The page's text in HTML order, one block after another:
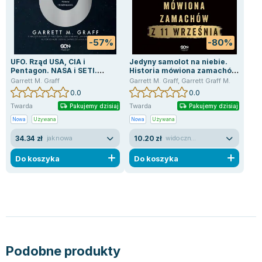
Zygmunt Freud
Agata Passent
Michel Moran
Maciej Orłoś
Jo Nesbo
Katarzyna Miller
Antoine de Saint Exupery
Lew Tołstoj
Mark Twain
Marcin Meller
Paulina Młynarska
Jarosław Iwaszkiewicz
-57%
UFO. Rząd USA, CIA i
Pentagon. NASA i SETI.
Archiwalne, odtajnione
dokumenty. Historia i
teraźniejszość
Garrett M. Graff
0.0
Twarda Pakujemy dzisiaj
Nowa Używana
34.34 zł jak nowa
Do koszyka
-80%
Jedyny samolot na niebie.
Historia mówiona zamachów
z 11 września
Garrett M. Graff, Garrett Graff M.
0.0
Twarda Pakujemy dzisiaj
Nowa Używana
10.20 zł widoczne ślady używania
Do koszyka
Podobne produkty